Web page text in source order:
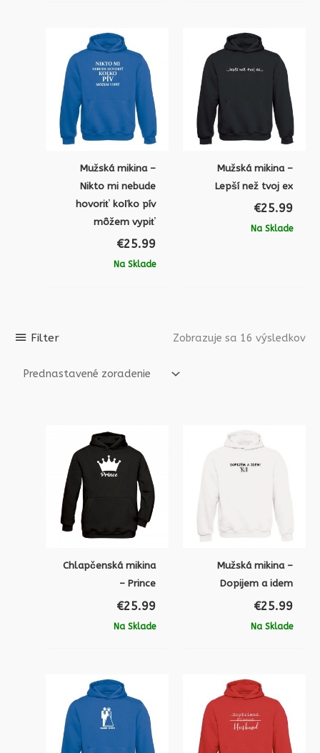
Mužská mikina –
Nikto mi nebude
hovoriť koľko pív
môžem vypiť
€25.99
Na Sklade
Mužská mikina –
Lepší než tvoj ex
€25.99
Na Sklade
Filter Zobrazuje sa 16 výsledkov
Chlapčenská mikina
– Prince
€25.99
Na Sklade
Mužská mikina –
Dopijem a idem
€25.99
Na Sklade